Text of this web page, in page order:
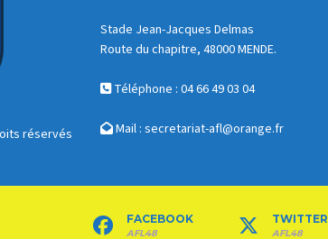
réservés
Stade Jean-Jacques Delmas
Route du chapitre, 48000 MENDE.
Téléphone : 04 66 49 03 04
Mail : secretariat-afl@orange.fr
FACEBOOK
AFL48
TWITTER
AFL48